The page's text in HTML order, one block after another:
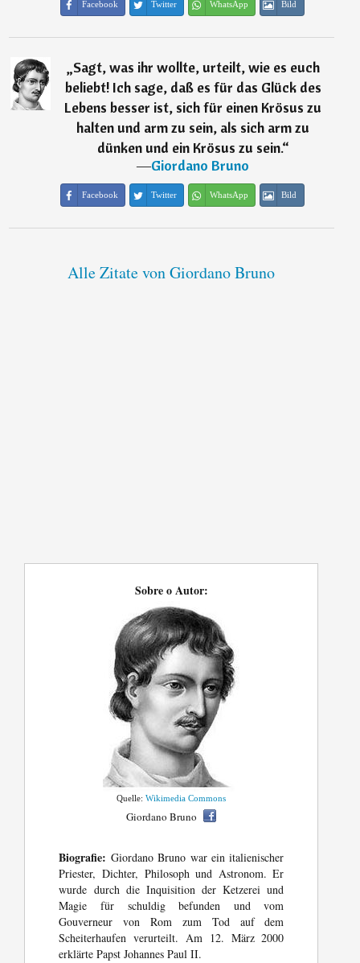
Facebook Twitter WhatsApp Bild
„Sagt, was ihr wollte, urteilt, wie es euch
beliebt! Ich sage, daß es für das Glück des
Lebens besser ist, sich für einen Krösus zu
halten und arm zu sein, als sich arm zu
dünken und ein Krösus zu sein.“
―Giordano Bruno
Facebook Twitter WhatsApp Bild
Alle Zitate von Giordano Bruno
Sobre o Autor:
Quelle:Wikimedia Commons
Giordano Bruno
Biografie: Giordano Bruno war ein italienischer
Priester, Dichter, Philosoph und Astronom. Er
wurde durch die Inquisition der Ketzerei und
Magie für schuldig befunden und vom
Gouverneur von Rom zum Tod auf dem
Scheiterhaufen verurteilt. Am 12. März 2000
erklärte Papst Johannes Paul II.